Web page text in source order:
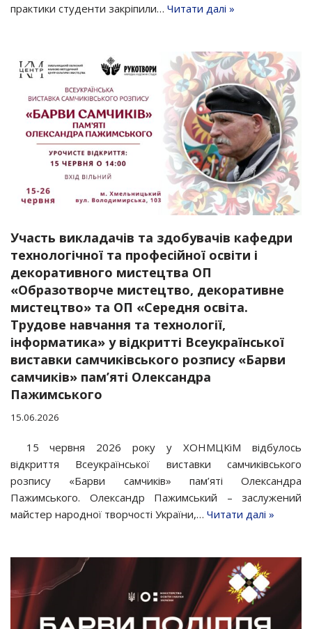
практики студенти закріпили… Читати далі »
Участь викладачів та здобувачів кафедри
технологічної та професійної освіти і
декоративного мистецтва ОП
«Образотворче мистецтво, декоративне
мистецтво» та ОП «Середня освіта.
Трудове навчання та технології,
інформатика» у відкритті Всеукраїнської
виставки самчиківського розпису «Барви
самчиків» пам’яті Олександра
Пажимського
15.06.2026
15 червня 2026 року у ХОНМЦКіМ відбулось
відкриття Всеукраїнської виставки самчиківського
розпису «Барви самчиків» пам’яті Олександра
Пажимського. Олександр Пажимський – заслужений
майстер народної творчості України,… Читати далі »